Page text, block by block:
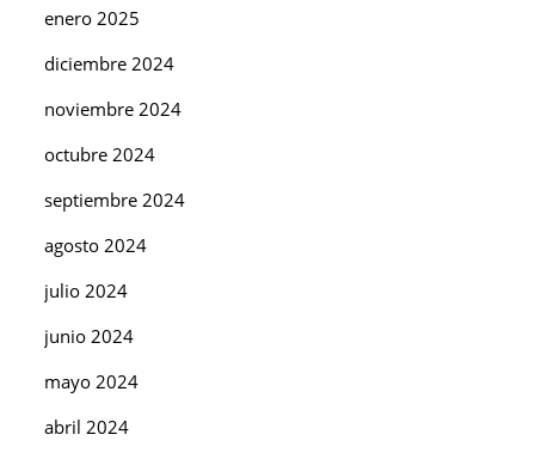
enero 2025
diciembre 2024
noviembre 2024
octubre 2024
septiembre 2024
agosto 2024
julio 2024
junio 2024
mayo 2024
abril 2024